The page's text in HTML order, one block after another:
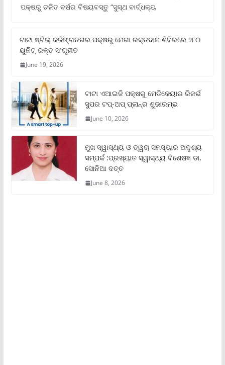
ପକ୍ଷରୁ ଚଳିତ ବର୍ଷର ବିଷୟବସ୍ତୁ “ସୁସ୍ଥ ବାର୍ଦ୍ଧକ୍ୟ
ଟାଟା ଷ୍ଟିଲ୍‌ କଳିଙ୍ଗନଗର ପକ୍ଷରୁ ମେଗା ରକ୍ତଦାନ ଶିବିରରେ ୨୮୦
ୟୁନିଟ୍‌ ରକ୍ତ ସଂଗୃହୀତ
June 19, 2026
ଟାଟା ଏଆଇଜି ପକ୍ଷରୁ ମେଡିକେୟାର ରିଜର୍ଭ
ସୁପର ଟପ୍‌-ଅପ୍ ପ୍ଲାନ୍‌ର ଶୁଭାରମ୍ଭ
June 10, 2026
ମୁଖ ସ୍ୱାସ୍ଥ୍ୟ ଓ ତ୍ୱଚା ସମସ୍ୟାର ଅଦୃଶ୍ୟ
ସମ୍ପର୍କ :ପ୍ରଖ୍ୟାତ ସ୍ୱାସ୍ଥ୍ୟ ବିଶେଷଜ୍ଞ ଡା.
ସୋନିଆ ଦତ୍ତ
June 8, 2026